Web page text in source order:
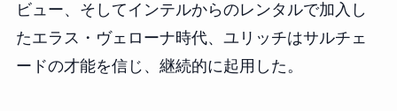
ビュー、そしてインテルからのレンタルで加入し
たエラス・ヴェローナ時代、ユリッチはサルチェ
ードの才能を信じ、継続的に起用した。